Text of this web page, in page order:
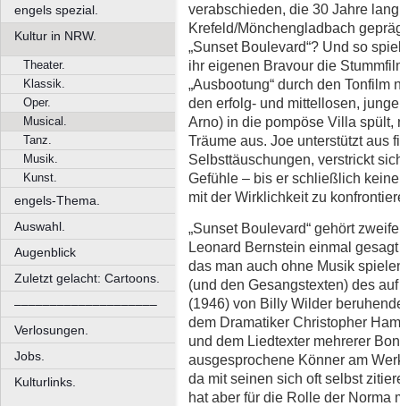
engels spezial.
Kultur in NRW.
Theater.
Klassik.
Oper.
Musical.
Tanz.
Musik.
Kunst.
engels-Thema.
Auswahl.
Augenblick
Zuletzt gelacht: Cartoons.
––––––––––––––––––––
Verlosungen.
Jobs.
Kulturlinks.
verabschieden, die 30 Jahre
Krefeld/Mönchengladbach
„Sunset Boulevard“? Und so
ihr eigenen Bravour die
„Ausbootung“ durch den
den erfolg- und mittellosen,
Arno) in die pompöse Villa spült,
Träume aus. Joe unterstützt aus
Selbsttäuschungen, verstrickt
Gefühle – bis er schließlich
mit der Wirklichkeit zu
„Sunset Boulevard“ gehört
Leonard Bernstein einmal
das man auch ohne Musik
(und den Gesangstexten) des
(1946) von Billy Wilder
dem Dramatiker Christopher
und dem Liedtexter mehrerer
ausgesprochene Könner am
da mit seinen sich oft selbst
hat aber für die Rolle der Norma